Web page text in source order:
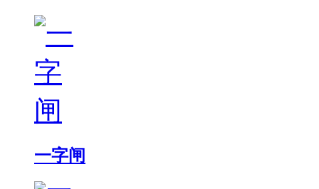
一字闸